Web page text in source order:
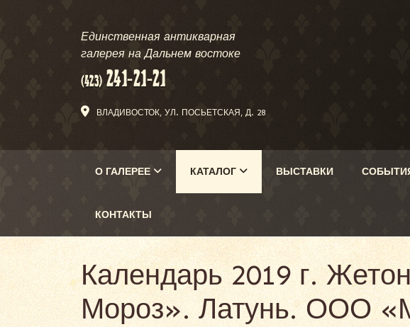
Единственная антикварная
галерея на Дальнем востоке
ВЛАДИВОСТОК, УЛ. ПОСЬЕТСКАЯ, Д. 28
О ГАЛЕРЕЕ КАТАЛОГ ВЫСТАВКИ
КОНТАКТЫ
Календарь 2019 г.
Мороз». Латунь. ООО